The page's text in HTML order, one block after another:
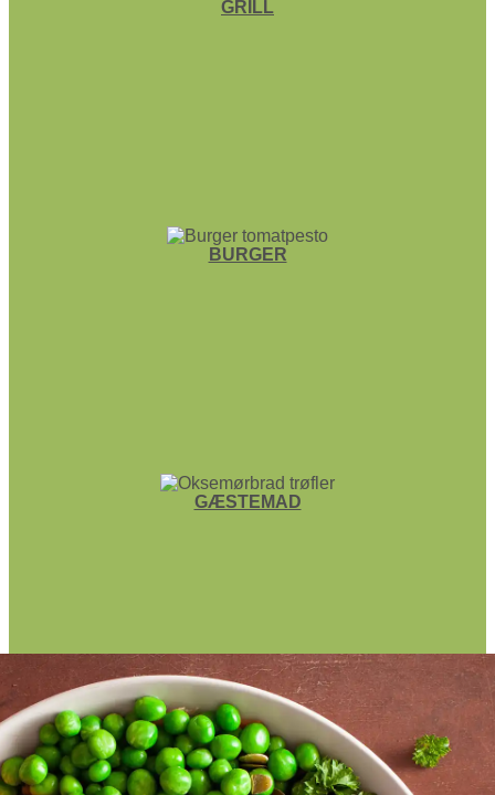
GRILL
BURGER
GÆSTEMAD
FROKOST